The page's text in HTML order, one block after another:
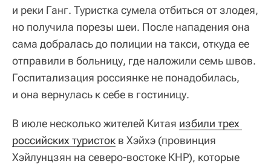
и реки Ганг. Туристка сумела отбиться от злодея,
но получила порезы шеи. После нападения она
сама добралась до полиции на такси, откуда ее
отправили в больницу, где наложили семь швов.
Госпитализация россиянке не понадобилась,
и она вернулась к себе в гостиницу.
В июле несколько жителей Китая избили трех
российских туристок в Хэйхэ (провинция
Хэйлунцзян на северо‑востоке КНР), которые